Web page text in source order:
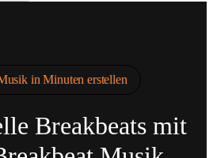
in Minuten erstellen
Breakbeats mit